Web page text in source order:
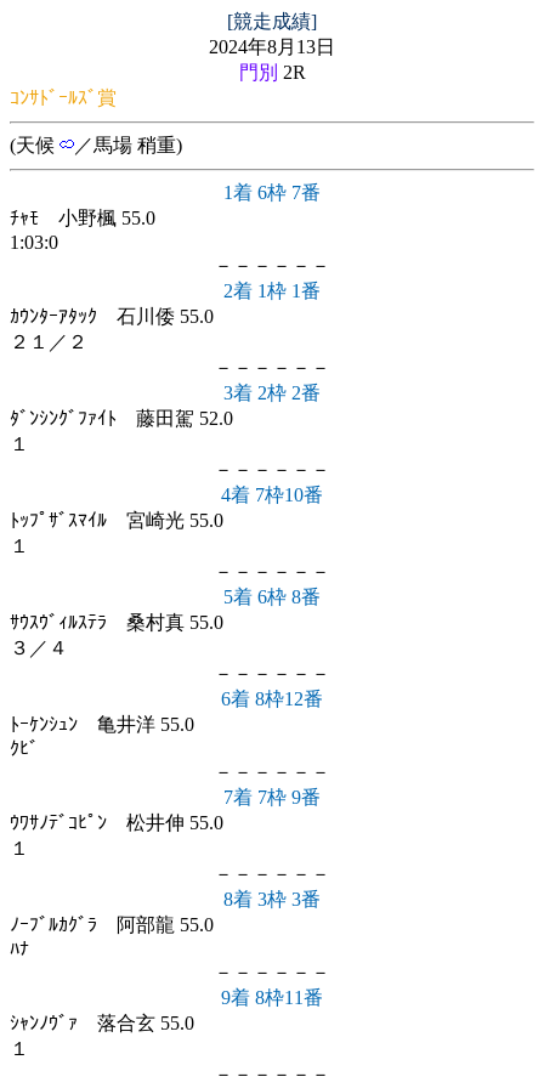
[競走成績]
2024年8月13日
門別 2R
ｺﾝｻﾄﾞｰﾙｽﾞ賞
(天候 ／馬場 稍重)
1着 6枠 7番
ﾁｬﾓ 小野楓 55.0
1:03:0
－－－－－－
2着 1枠 1番
ｶｳﾝﾀｰｱﾀｯｸ 石川倭 55.0
２１／２
－－－－－－
3着 2枠 2番
ﾀﾞﾝｼﾝｸﾞﾌｧｲﾄ 藤田駕 52.0
１
－－－－－－
4着 7枠10番
ﾄｯﾌﾟｻﾞｽﾏｲﾙ 宮崎光 55.0
１
－－－－－－
5着 6枠 8番
ｻｳｽｳﾞｨﾙｽﾃﾗ 桑村真 55.0
３／４
－－－－－－
6着 8枠12番
ﾄｰｹﾝｼｭﾝ 亀井洋 55.0
ｸﾋﾞ
－－－－－－
7着 7枠 9番
ｳﾜｻﾉﾃﾞｺﾋﾟﾝ 松井伸 55.0
１
－－－－－－
8着 3枠 3番
ﾉｰﾌﾞﾙｶｸﾞﾗ 阿部龍 55.0
ﾊﾅ
－－－－－－
9着 8枠11番
ｼｬﾝﾉｳﾞｧ 落合玄 55.0
１
－－－－－－